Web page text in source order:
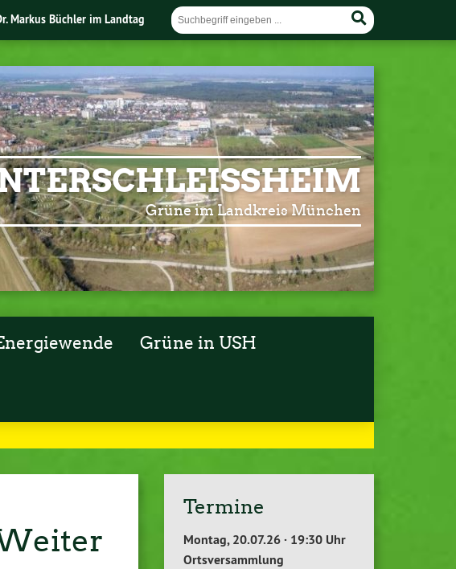
Markus Büchler im Landtag
Grüne im Landkreis München
Grüne in USH
Termine
Montag, 20.07.26 · 19:30 Uhr
Ortsversammlung